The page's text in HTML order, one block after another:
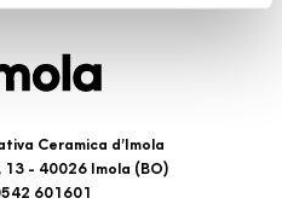
in qualsiasi momento,
footer.
Ceramica d’Imola
- 40026 Imola (BO)
601601